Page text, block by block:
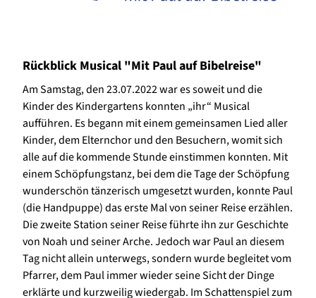
Rückblick Musical "Mit Paul auf Bibelreise"
Am Samstag, den 23.07.2022 war es soweit und die
Kinder des Kindergartens konnten „ihr“ Musical
aufführen. Es begann mit einem gemeinsamen Lied aller
Kinder, dem Elternchor und den Besuchern, womit sich
alle auf die kommende Stunde einstimmen konnten. Mit
einem Schöpfungstanz, bei dem die Tage der Schöpfung
wunderschön tänzerisch umgesetzt wurden, konnte Paul
(die Handpuppe) das erste Mal von seiner Reise erzählen.
Die zweite Station seiner Reise führte ihn zur Geschichte
von Noah und seiner Arche. Jedoch war Paul an diesem
Tag nicht allein unterwegs, sondern wurde begleitet vom
Pfarrer, dem Paul immer wieder seine Sicht der Dinge
erklärte und kurzweilig wiedergab. Im Schattenspiel zum